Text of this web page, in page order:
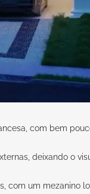
com bem
deixando o
com um mezanino